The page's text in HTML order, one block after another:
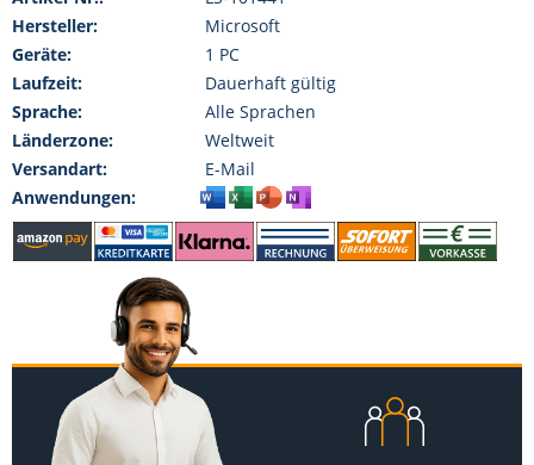
Hersteller:
Microsoft
Geräte:
1 PC
Laufzeit:
Dauerhaft gültig
Sprache:
Alle Sprachen
Länderzone:
Weltweit
Versandart:
E-Mail
Anwendungen: